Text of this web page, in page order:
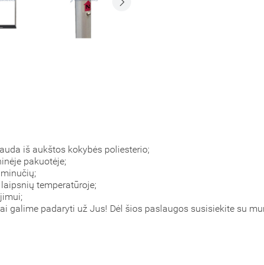
iš aukštos kokybės poliesterio;
pakuotėje;
temperatūroje;
galime padaryti už Jus! Dėl šios paslaugos susisiekite su